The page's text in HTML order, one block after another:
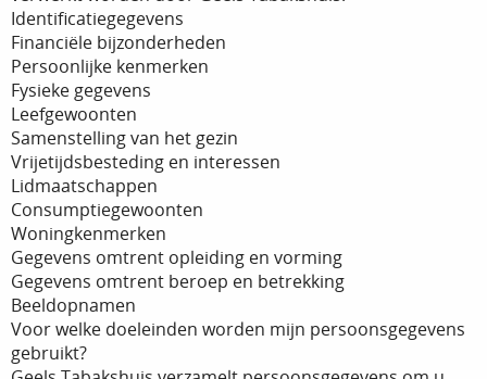
Identificatiegegevens
Financiële bijzonderheden
Persoonlijke kenmerken
Fysieke gegevens
Leefgewoonten
Samenstelling van het gezin
Vrijetijdsbesteding en interessen
Lidmaatschappen
Consumptiegewoonten
Woningkenmerken
Gegevens omtrent opleiding en vorming
Gegevens omtrent beroep en betrekking
Beeldopnamen
Voor welke doeleinden worden mijn persoonsgegevens
gebruikt?